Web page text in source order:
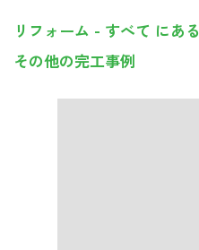
リフォーム - すべて にある
その他の完工事例